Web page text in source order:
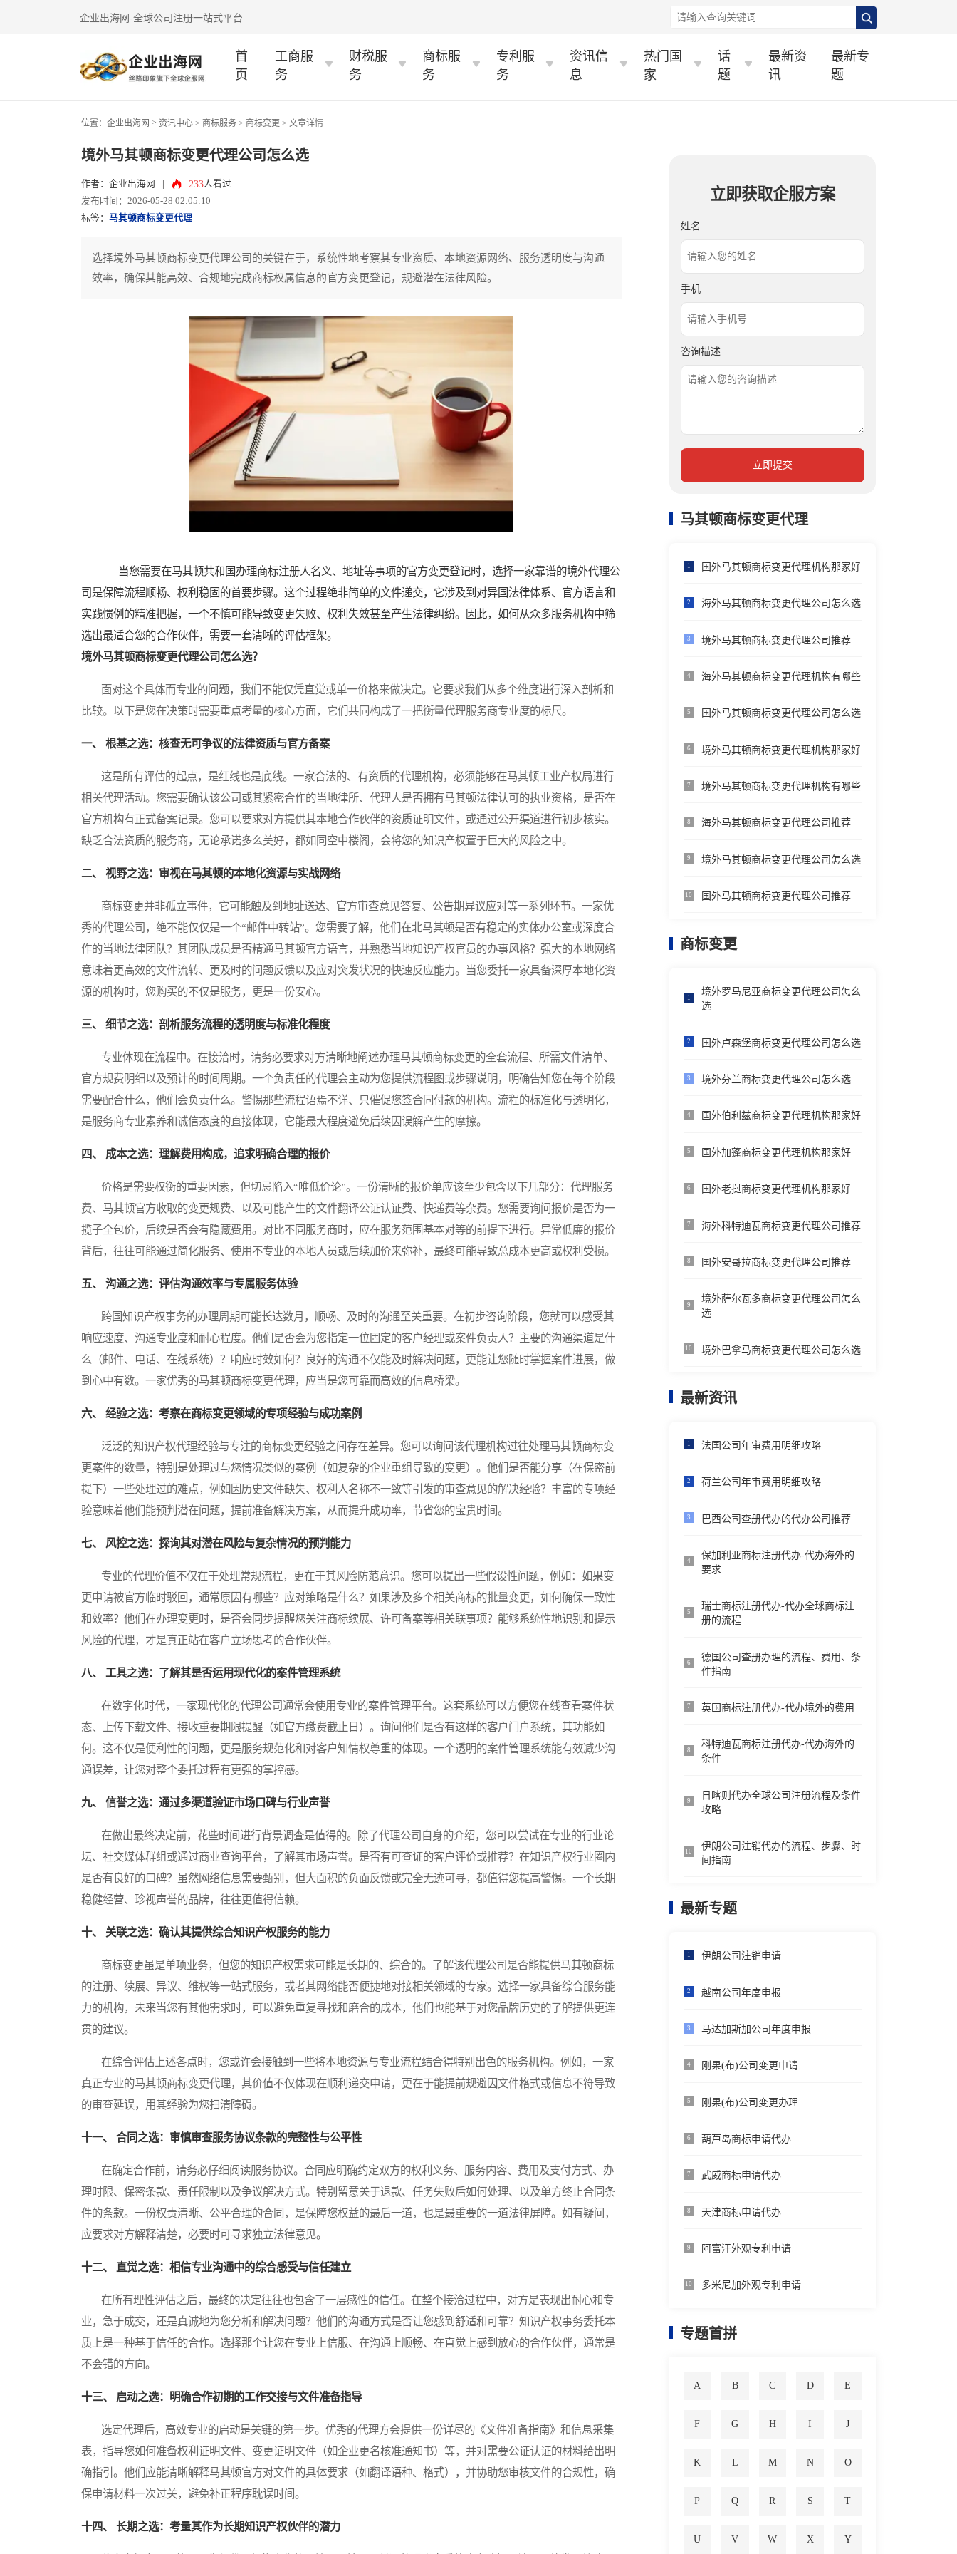
企业出海网-全球公司注册一站式平台
首
页
工商服
务
财税服
务
商标服
务
专利服
务
资讯信
息
热门国
家
话
题
最新资
讯
最新专
题
位置： 企业出海网 > 资讯中心 > 商标服务 > 商标变更 > 文章详情
境外马其顿商标变更代理公司怎么选
作者：企业出海网 233人看过
发布时间：2026-05-28 02:05:10
标签： 马其顿商标变更代理
选择境外马其顿商标变更代理公司的关键在于，系统性地考察其专业资质、本地资源网络、服务透明度与沟通
效率，确保其能高效、合规地完成商标权属信息的官方变更登记，规避潜在法律风险。
当您需要在马其顿共和国办理商标注册人名义、地址等事项的官方变更登记时，选择一家靠谱的境外代理公
司是保障流程顺畅、权利稳固的首要步骤。这个过程绝非简单的文件递交，它涉及到对异国法律体系、官方语言和
实践惯例的精准把握，一个不慎可能导致变更失败、权利失效甚至产生法律纠纷。因此，如何从众多服务机构中筛
选出最适合您的合作伙伴，需要一套清晰的评估框架。
境外马其顿商标变更代理公司怎么选？
面对这个具体而专业的问题，我们不能仅凭直觉或单一价格来做决定。它要求我们从多个维度进行深入剖析和
比较。以下是您在决策时需要重点考量的核心方面，它们共同构成了一把衡量代理服务商专业度的标尺。
一、 根基之选：核查无可争议的法律资质与官方备案
这是所有评估的起点，是红线也是底线。一家合法的、有资质的代理机构，必须能够在马其顿工业产权局进行
相关代理活动。您需要确认该公司或其紧密合作的当地律所、代理人是否拥有马其顿法律认可的执业资格，是否在
官方机构有正式备案记录。您可以要求对方提供其本地合作伙伴的资质证明文件，或通过公开渠道进行初步核实。
缺乏合法资质的服务商，无论承诺多么美好，都如同空中楼阁，会将您的知识产权置于巨大的风险之中。
二、 视野之选：审视在马其顿的本地化资源与实战网络
商标变更并非孤立事件，它可能触及到地址送达、官方审查意见答复、公告期异议应对等一系列环节。一家优
秀的代理公司，绝不能仅仅是一个“邮件中转站”。您需要了解，他们在北马其顿是否有稳定的实体办公室或深度合
作的当地法律团队？其团队成员是否精通马其顿官方语言，并熟悉当地知识产权官员的办事风格？强大的本地网络
意味着更高效的文件流转、更及时的问题反馈以及应对突发状况的快速反应能力。当您委托一家具备深厚本地化资
源的机构时，您购买的不仅是服务，更是一份安心。
三、 细节之选：剖析服务流程的透明度与标准化程度
专业体现在流程中。在接洽时，请务必要求对方清晰地阐述办理马其顿商标变更的全套流程、所需文件清单、
官方规费明细以及预计的时间周期。一个负责任的代理会主动为您提供流程图或步骤说明，明确告知您在每个阶段
需要配合什么，他们会负责什么。警惕那些流程语焉不详、只催促您签合同付款的机构。流程的标准化与透明化，
是服务商专业素养和诚信态度的直接体现，它能最大程度避免后续因误解产生的摩擦。
四、 成本之选：理解费用构成，追求明确合理的报价
价格是需要权衡的重要因素，但切忌陷入“唯低价论”。一份清晰的报价单应该至少包含以下几部分：代理服务
费、马其顿官方收取的变更规费、以及可能产生的文件翻译公证认证费、快递费等杂费。您需要询问报价是否为一
揽子全包价，后续是否会有隐藏费用。对比不同服务商时，应在服务范围基本对等的前提下进行。异常低廉的报价
背后，往往可能通过简化服务、使用不专业的本地人员或后续加价来弥补，最终可能导致总成本更高或权利受损。
五、 沟通之选：评估沟通效率与专属服务体验
跨国知识产权事务的办理周期可能长达数月，顺畅、及时的沟通至关重要。在初步咨询阶段，您就可以感受其
响应速度、沟通专业度和耐心程度。他们是否会为您指定一位固定的客户经理或案件负责人？主要的沟通渠道是什
么（邮件、电话、在线系统）？响应时效如何？良好的沟通不仅能及时解决问题，更能让您随时掌握案件进展，做
到心中有数。一家优秀的马其顿商标变更代理，应当是您可靠而高效的信息桥梁。
六、 经验之选：考察在商标变更领域的专项经验与成功案例
泛泛的知识产权代理经验与专注的商标变更经验之间存在差异。您可以询问该代理机构过往处理马其顿商标变
更案件的数量，特别是处理过与您情况类似的案例（如复杂的企业重组导致的变更）。他们是否能分享（在保密前
提下）一些处理过的难点，例如因历史文件缺失、权利人名称不一致等引发的审查意见的解决经验？丰富的专项经
验意味着他们能预判潜在问题，提前准备解决方案，从而提升成功率，节省您的宝贵时间。
七、 风控之选：探询其对潜在风险与复杂情况的预判能力
专业的代理价值不仅在于处理常规流程，更在于其风险防范意识。您可以提出一些假设性问题，例如：如果变
更申请被官方临时驳回，通常原因有哪些？应对策略是什么？如果涉及多个相关商标的批量变更，如何确保一致性
和效率？他们在办理变更时，是否会同步提醒您关注商标续展、许可备案等相关联事项？能够系统性地识别和提示
风险的代理，才是真正站在客户立场思考的合作伙伴。
八、 工具之选：了解其是否运用现代化的案件管理系统
在数字化时代，一家现代化的代理公司通常会使用专业的案件管理平台。这套系统可以方便您在线查看案件状
态、上传下载文件、接收重要期限提醒（如官方缴费截止日）。询问他们是否有这样的客户门户系统，其功能如
何。这不仅是便利性的问题，更是服务规范化和对客户知情权尊重的体现。一个透明的案件管理系统能有效减少沟
通误差，让您对整个委托过程有更强的掌控感。
九、 信誉之选：通过多渠道验证市场口碑与行业声誉
在做出最终决定前，花些时间进行背景调查是值得的。除了代理公司自身的介绍，您可以尝试在专业的行业论
坛、社交媒体群组或通过商业查询平台，了解其市场声誉。是否有可查证的客户评价或推荐？在知识产权行业圈内
是否有良好的口碑？虽然网络信息需要甄别，但大面积的负面反馈或完全无迹可寻，都值得您提高警惕。一个长期
稳健经营、珍视声誉的品牌，往往更值得信赖。
十、 关联之选：确认其提供综合知识产权服务的能力
商标变更虽是单项业务，但您的知识产权需求可能是长期的、综合的。了解该代理公司是否能提供马其顿商标
的注册、续展、异议、维权等一站式服务，或者其网络能否便捷地对接相关领域的专家。选择一家具备综合服务能
力的机构，未来当您有其他需求时，可以避免重复寻找和磨合的成本，他们也能基于对您品牌历史的了解提供更连
贯的建议。
在综合评估上述各点时，您或许会接触到一些将本地资源与专业流程结合得特别出色的服务机构。例如，一家
真正专业的马其顿商标变更代理，其价值不仅体现在顺利递交申请，更在于能提前规避因文件格式或信息不符导致
的审查延误，用其经验为您扫清障碍。
十一、 合同之选：审慎审查服务协议条款的完整性与公平性
在确定合作前，请务必仔细阅读服务协议。合同应明确约定双方的权利义务、服务内容、费用及支付方式、办
理时限、保密条款、责任限制以及争议解决方式。特别留意关于退款、任务失败后如何处理、以及单方终止合同条
件的条款。一份权责清晰、公平合理的合同，是保障您权益的最后一道，也是最重要的一道法律屏障。如有疑问，
应要求对方解释清楚，必要时可寻求独立法律意见。
十二、 直觉之选：相信专业沟通中的综合感受与信任建立
在所有理性评估之后，最终的决定往往也包含了一层感性的信任。在整个接洽过程中，对方是表现出耐心和专
业，急于成交，还是真诚地为您分析和解决问题？他们的沟通方式是否让您感到舒适和可靠？知识产权事务委托本
质上是一种基于信任的合作。选择那个让您在专业上信服、在沟通上顺畅、在直觉上感到放心的合作伙伴，通常是
不会错的方向。
十三、 启动之选：明确合作初期的工作交接与文件准备指导
选定代理后，高效专业的启动是关键的第一步。优秀的代理方会提供一份详尽的《文件准备指南》和信息采集
表，指导您如何准备权利证明文件、变更证明文件（如企业更名核准通知书）等，并对需要公证认证的材料给出明
确指引。他们应能清晰解释马其顿官方对文件的具体要求（如翻译语种、格式），并协助您审核文件的合规性，确
保申请材料一次过关，避免补正程序耽误时间。
十四、 长期之选：考量其作为长期知识产权伙伴的潜力
立即获取企服方案
姓名
手机
咨询描述
立即提交
马其顿商标变更代理
1 国外马其顿商标变更代理机构那家好
2 海外马其顿商标变更代理公司怎么选
3 境外马其顿商标变更代理公司推荐
4 海外马其顿商标变更代理机构有哪些
5 国外马其顿商标变更代理公司怎么选
6 境外马其顿商标变更代理机构那家好
7 境外马其顿商标变更代理机构有哪些
8 海外马其顿商标变更代理公司推荐
9 境外马其顿商标变更代理公司怎么选
10 国外马其顿商标变更代理公司推荐
商标变更
1
境外罗马尼亚商标变更代理公司怎么
选
2 国外卢森堡商标变更代理公司怎么选
3 境外芬兰商标变更代理公司怎么选
4 国外伯利兹商标变更代理机构那家好
5 国外加蓬商标变更代理机构那家好
6 国外老挝商标变更代理机构那家好
7 海外科特迪瓦商标变更代理公司推荐
8 国外安哥拉商标变更代理公司推荐
9
境外萨尔瓦多商标变更代理公司怎么
选
10 境外巴拿马商标变更代理公司怎么选
最新资讯
1 法国公司年审费用明细攻略
2 荷兰公司年审费用明细攻略
3 巴西公司查册代办的代办公司推荐
4
保加利亚商标注册代办-代办海外的
要求
5
瑞士商标注册代办-代办全球商标注
册的流程
6
德国公司查册办理的流程、费用、条
件指南
7 英国商标注册代办-代办境外的费用
8
科特迪瓦商标注册代办-代办海外的
条件
9
日喀则代办全球公司注册流程及条件
攻略
10
伊朗公司注销代办的流程、步骤、时
间指南
最新专题
1 伊朗公司注销申请
2 越南公司年度申报
3 马达加斯加公司年度申报
4 刚果(布)公司变更申请
5 刚果(布)公司变更办理
6 葫芦岛商标申请代办
7 武威商标申请代办
8 天津商标申请代办
9 阿富汗外观专利申请
10 多米尼加外观专利申请
专题首拼
A B C D E
F G H I J
K L M N O
P Q R S T
U V W X Y